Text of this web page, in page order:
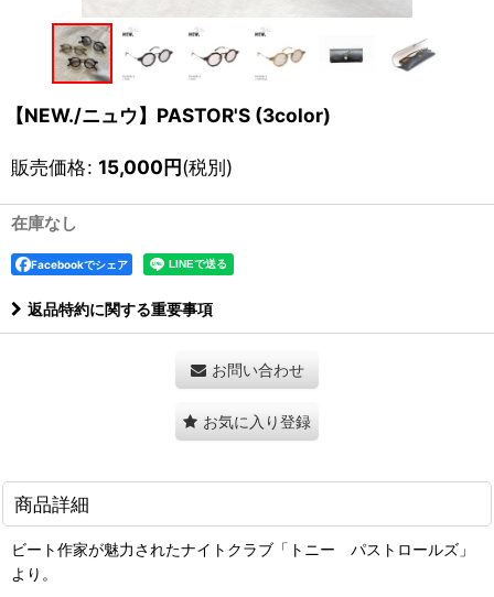
【NEW./ニュウ】PASTOR'S (3color)
販売価格: 15,000円(税別)
在庫なし
Facebookでシェア
返品特約に関する重要事項
お問い合わせ
お気に入り登録
商品詳細
ビート作家が魅力されたナイトクラブ「トニー パストロールズ」
より。